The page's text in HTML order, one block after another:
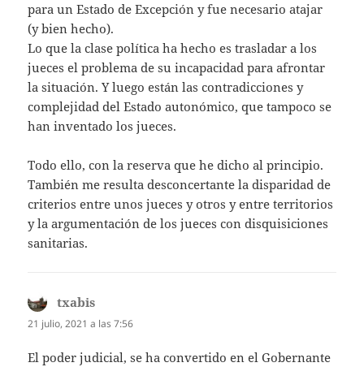
para un Estado de Excepción y fue necesario atajar
(y bien hecho).
Lo que la clase política ha hecho es trasladar a los
jueces el problema de su incapacidad para afrontar
la situación. Y luego están las contradicciones y
complejidad del Estado autonómico, que tampoco se
han inventado los jueces.
Todo ello, con la reserva que he dicho al principio.
También me resulta desconcertante la disparidad de
criterios entre unos jueces y otros y entre territorios
y la argumentación de los jueces con disquisiciones
sanitarias.
txabis
21 julio, 2021 a las 7:56
El poder judicial, se ha convertido en el Gobernante